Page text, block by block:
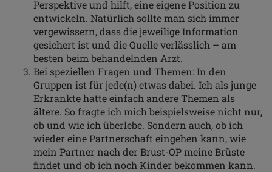
Perspektive und hilft, eine eigene Position zu
entwickeln. Natürlich sollte man sich immer
vergewissern, dass die jeweilige Information
gesichert ist und die Quelle verlässlich – am
besten beim behandelnden Arzt.
Bei speziellen Fragen und Themen: In den
Gruppen ist für jede(n) etwas dabei. Ich als junge
Erkrankte hatte einfach andere Themen als
ältere. So fragte ich mich beispielsweise nicht nur,
ob und wie ich überlebe. Sondern auch, ob ich
wieder eine Partnerschaft eingehen kann, wie
mein Partner nach der Brust-OP meine Brüste
findet und ob ich noch Kinder bekommen kann.